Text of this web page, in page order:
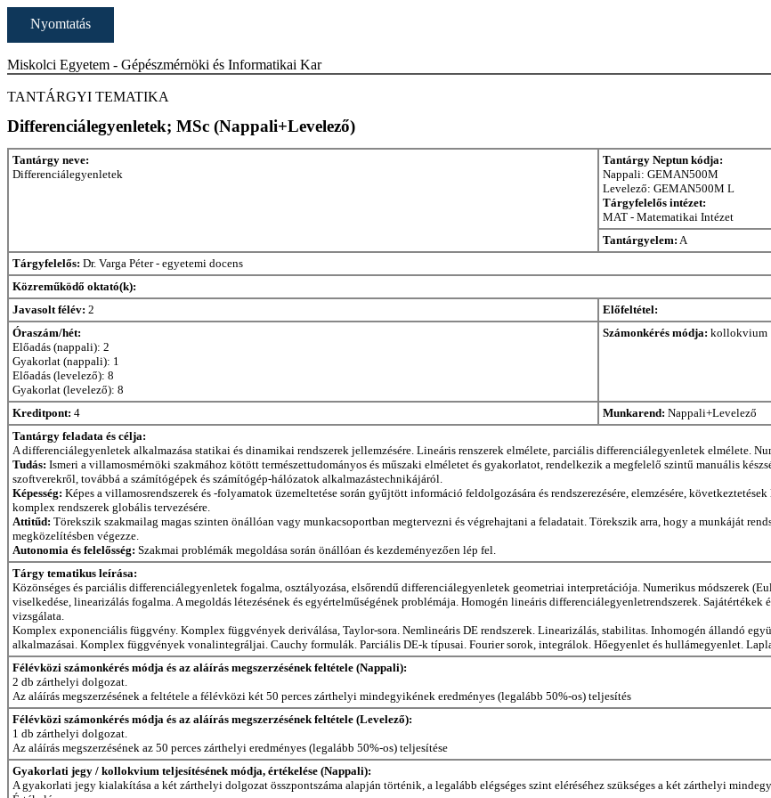
Nyomtatás
Miskolci Egyetem - Gépészmérnöki és Informatikai Kar
TANTÁRGYI TEMATIKA
Differenciálegyenletek; MSc (Nappali+Levelező)
Tantárgy neve:
Differenciálegyenletek
Tantárgy Neptun kódja:
Nappali: GEMAN500M
Levelező: GEMAN500M L
Tárgyfelelős intézet:
MAT - Matematikai Intézet
Tantárgyelem: A
Tárgyfelelős: Dr. Varga Péter - egyetemi docens
Közreműködő oktató(k):
Javasolt félév: 2
Előfeltétel:
Óraszám/hét:
Előadás (nappali): 2
Gyakorlat (nappali): 1
Előadás (levelező): 8
Gyakorlat (levelező): 8
Számonkérés módja: kollokvium
Kreditpont: 4 Munkarend: Nappali+Levelező
Tantárgy feladata és célja:
A differenciálegyenletek alkalmazása statikai és dinamikai rendszerek jellemzésére. Lineáris renszerek elmélete, parciális differenciálegyenletek elmélete.
Tudás: Ismeri a villamosmérnöki szakmához kötött természettudományos és műszaki elméletet és gyakorlatot, rendelkezik a megfelelő szintű manuális
szoftverekről, továbbá a számítógépek és számítógép-hálózatok alkalmazástechnikájáról.
Képesség: Képes a villamosrendszerek és -folyamatok üzemeltetése során gyűjtött információ feldolgozására és rendszerezésére, elemzésére,
komplex rendszerek globális tervezésére.
Attitűd: Törekszik szakmailag magas szinten önállóan vagy munkacsoportban megtervezni és végrehajtani a feladatait. Törekszik arra, hogy a munkáját
megközelítésben végezze.
Autonomia és felelősség: Szakmai problémák megoldása során önállóan és kezdeményezően lép fel.
Tárgy tematikus leírása:
Közönséges és parciális differenciálegyenletek fogalma, osztályozása, elsőrendű differenciálegyenletek geometriai interpretációja. Numerikus módszerek
viselkedése, linearizálás fogalma. A megoldás létezésének és egyértelműségének problémája. Homogén lineáris differenciálegyenletrendszerek.
vizsgálata.
Komplex exponenciális függvény. Komplex függvények deriválása, Taylor-sora. Nemlineáris DE rendszerek. Linearizálás, stabilitas. Inhomogén állandó
alkalmazásai. Komplex függvények vonalintegráljai. Cauchy formulák. Parciális DE-k típusai. Fourier sorok, integrálok. Hőegyenlet és hullámegyenlet.
Félévközi számonkérés módja és az aláírás megszerzésének feltétele (Nappali):
2 db zárthelyi dolgozat.
Az aláírás megszerzésének a feltétele a félévközi két 50 perces zárthelyi mindegyikének eredményes (legalább 50%-os) teljesítés
Félévközi számonkérés módja és az aláírás megszerzésének feltétele (Levelező):
1 db zárthelyi dolgozat.
Az aláírás megszerzésének az 50 perces zárthelyi eredményes (legalább 50%-os) teljesítése
Gyakorlati jegy / kollokvium teljesítésének módja, értékelése (Nappali):
A gyakorlati jegy kialakítása a két zárthelyi dolgozat összpontszáma alapján történik, a legalább elégséges szint eléréséhez szükséges a két zárthelyi